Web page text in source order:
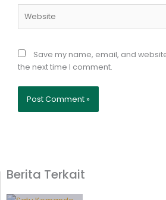
Save my name, email, and
the next time I comment.
Berita Terkait